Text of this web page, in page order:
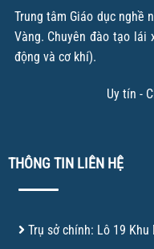
Trung tâm Giáo dục nghề
Vàng. Chuyên đào tạo
động và cơ khí).
Uy tín -
THÔNG TIN LIÊN HỆ
Trụ sở chính: Lô 19 Khu